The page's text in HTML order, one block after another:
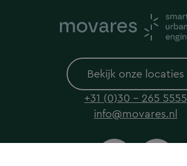
Bekijk onze locaties
+31 (0)30 - 265 5555
info@movares.nl